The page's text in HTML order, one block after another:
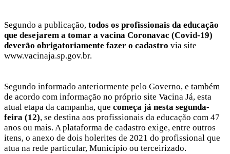
Segundo a publicação, todos os profissionais da educação
que desejarem a tomar a vacina Coronavac (Covid-19)
deverão obrigatoriamente fazer o cadastro via site
www.vacinaja.sp.gov.br.
Segundo informado anteriormente pelo Governo, e também
de acordo com informação no próprio site Vacina Já, esta
atual etapa da campanha, que começa já nesta segunda-
feira (12), se destina aos profissionais da educação com 47
anos ou mais. A plataforma de cadastro exige, entre outros
itens, o anexo de dois holerites de 2021 do profissional que
atua na rede particular, Município ou terceirizado.